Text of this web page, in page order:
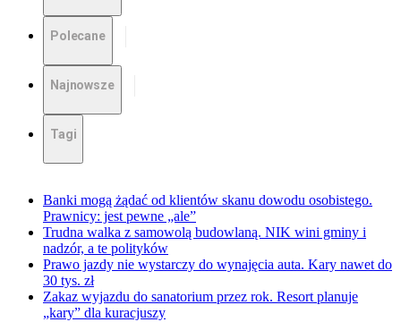
Polecane
Najnowsze
Tagi
Banki mogą żądać od klientów skanu dowodu osobistego.
Prawnicy: jest pewne „ale”
Trudna walka z samowolą budowlaną. NIK wini gminy i
nadzór, a te polityków
Prawo jazdy nie wystarczy do wynajęcia auta. Kary nawet do
30 tys. zł
Zakaz wyjazdu do sanatorium przez rok. Resort planuje
„kary” dla kuracjuszy